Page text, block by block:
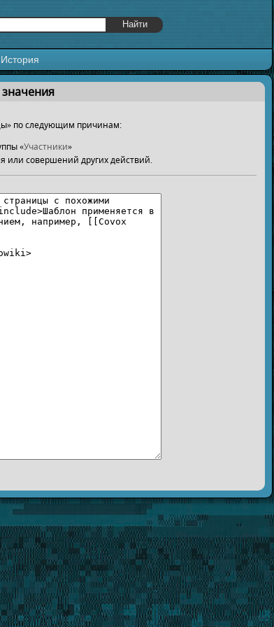
История
по следующим причинам:
«Участники»
или совершений других действий.